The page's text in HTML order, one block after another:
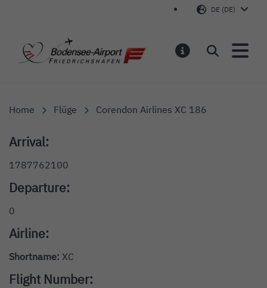
DE (DE)
Bodensee-Airport
Suchen
Home Flüge Corendon Airlines XC 186
Arrival:
1787762100
Departure:
0
Airline:
Shortname: XC
Flight Number: